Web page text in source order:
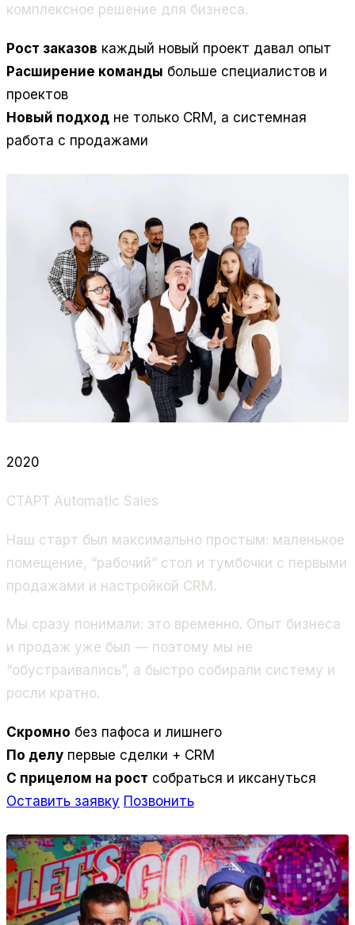
комплексное решение для бизнеса.
Рост заказов каждый новый проект давал опыт
Расширение команды больше специалистов и
проектов
Новый подход не только CRM, а системная
работа с продажами
2020
СТАРТ Automatic Sales
Наш старт был максимально простым: маленькое
помещение, “рабочий” стол и тумбочки с первыми
продажами и настройкой CRM.
Мы сразу понимали: это временно. Опыт бизнеса
и продаж уже был — поэтому мы не
“обустраивались”, а быстро собирали систему и
росли кратно.
Скромно без пафоса и лишнего
По делу первые сделки + CRM
С прицелом на рост собраться и иксануться
Оставить заявку Позвонить